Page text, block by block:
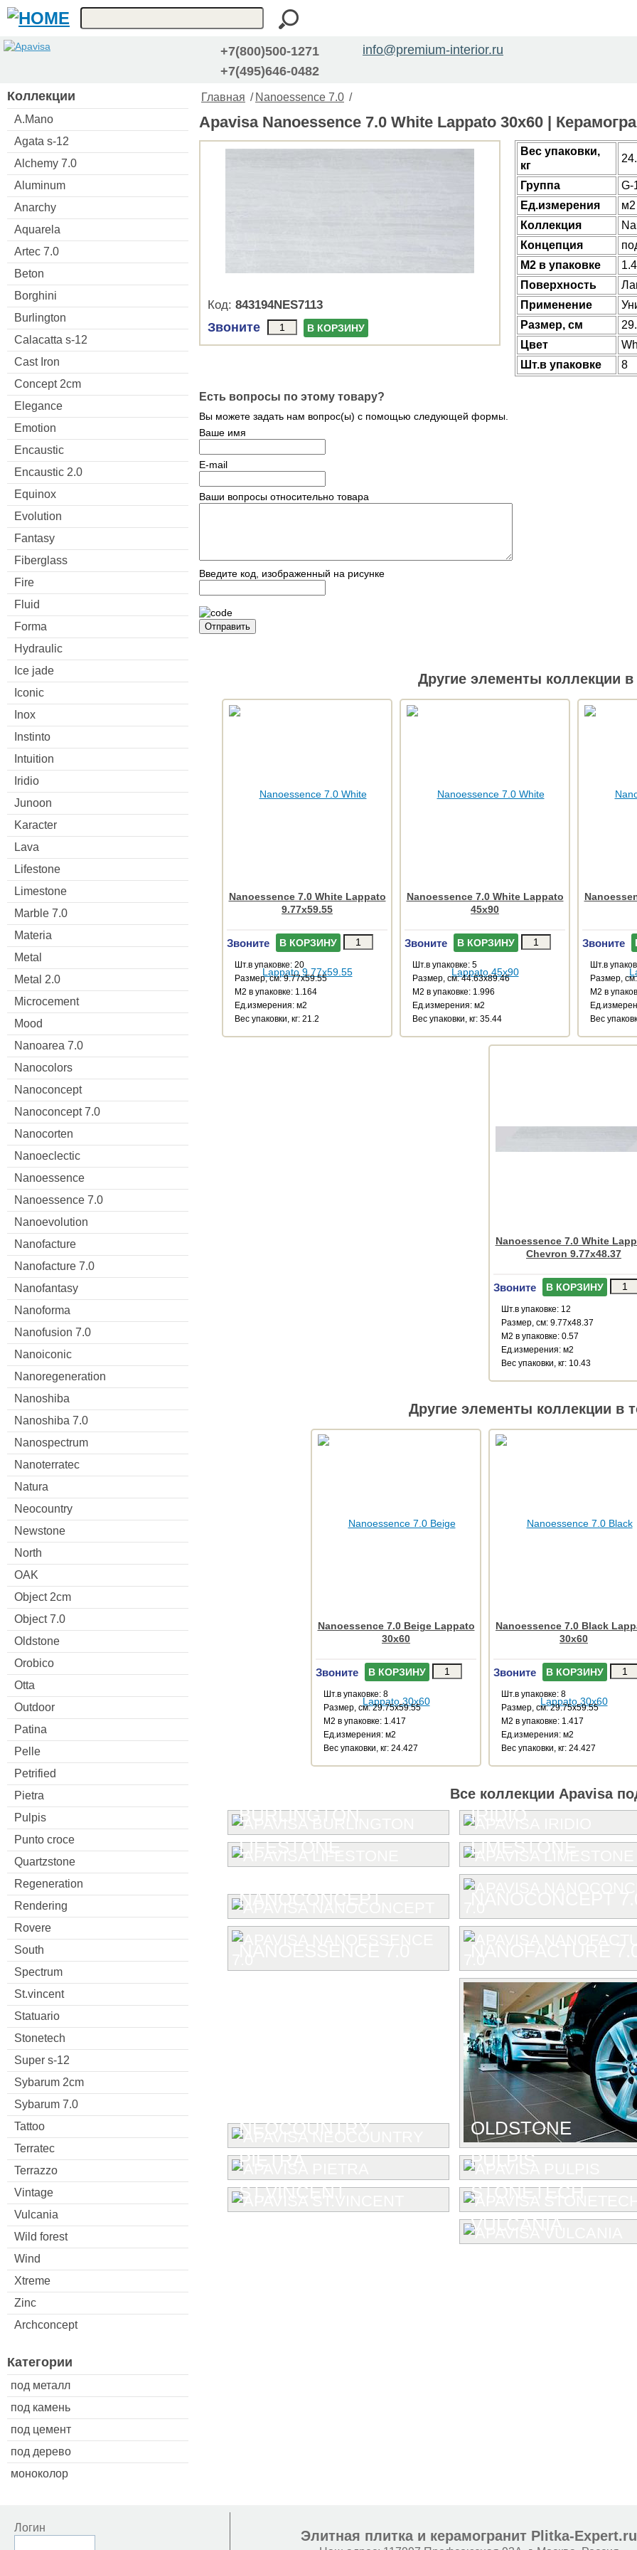
+7(800)500-1271
+7(495)646-0482
info@premium-interior.ru
Коллекции
A.Mano
Agata s-12
Alchemy 7.0
Aluminum
Anarchy
Aquarela
Artec 7.0
Beton
Borghini
Burlington
Calacatta s-12
Cast Iron
Concept 2cm
Elegance
Emotion
Encaustic
Encaustic 2.0
Equinox
Evolution
Fantasy
Fiberglass
Fire
Fluid
Forma
Hydraulic
Ice jade
Iconic
Inox
Instinto
Intuition
Iridio
Junoon
Karacter
Lava
Lifestone
Limestone
Marble 7.0
Materia
Metal
Metal 2.0
Microcement
Mood
Nanoarea 7.0
Nanocolors
Nanoconcept
Nanoconcept 7.0
Nanocorten
Nanoeclectic
Nanoessence
Nanoessence 7.0
Nanoevolution
Nanofacture
Nanofacture 7.0
Nanofantasy
Nanoforma
Nanofusion 7.0
Nanoiconic
Nanoregeneration
Nanoshiba
Nanoshiba 7.0
Nanospectrum
Nanoterratec
Natura
Neocountry
Newstone
North
OAK
Object 2cm
Object 7.0
Oldstone
Orobico
Otta
Outdoor
Patina
Pelle
Petrified
Pietra
Pulpis
Punto croce
Quartzstone
Regeneration
Rendering
Rovere
South
Spectrum
St.vincent
Statuario
Stonetech
Super s-12
Sybarum 2cm
Sybarum 7.0
Tattoo
Terratec
Terrazzo
Vintage
Vulcania
Wild forest
Wind
Xtreme
Zinc
Archconcept
Категории
под металл
под камень
под цемент
под дерево
моноколор
Главная / Nanoessence 7.0 /
Apavisa Nanoessence 7.0 White Lappato 30x60 |
Код: 843194NES7113
Звоните В КОРЗИНУ
Веc упаковки,
кг
Группа
G-
Ед.измерения
м2
Коллекция
Концепция
М2 в упаковке
Поверхность
Применение
Размер, см
Цвет
Шт.в упаковке
8
Есть вопросы по этому товару?
Вы можете задать нам вопрос(ы) с помощью следующей формы.
Ваше имя
E-mail
Ваши вопросы относительно товара
Введите код, изображенный на рисунке
Отправить
Другие элементы коллекции
Nanoessence 7.0 White Lappato
9.77x59.55
Звоните В КОРЗИНУ
Шт.в упаковке: 20
Размер, см: 9.77x59.55
М2 в упаковке: 1.164
Ед.измерения: м2
Веc упаковки, кг: 21.2
Nanoessence 7.0 White Lappato
45x90
Звоните В КОРЗИНУ
Шт.в упаковке: 5
Размер, см: 44.63x89.46
М2 в упаковке: 1.996
Ед.измерения: м2
Веc упаковки, кг: 35.44
Звоните
Шт.в
Размер,
М2 в
Веc
Nanoessence 7.0 White
Chevron 9.77x48.37
Звоните В КОРЗИНУ
Шт.в упаковке: 12
Размер, см: 9.77x48.37
М2 в упаковке: 0.57
Ед.измерения: м2
Веc упаковки, кг: 10.43
Другие элементы коллекции в
Nanoessence 7.0 Beige Lappato
30x60
Звоните В КОРЗИНУ
Шт.в упаковке: 8
Размер, см: 29.75x59.55
М2 в упаковке: 1.417
Ед.измерения: м2
Веc упаковки, кг: 24.427
Nanoessence 7.0 Black
30x60
Звоните В КОРЗИНУ
Шт.в упаковке: 8
Размер, см: 29.75x59.55
М2 в упаковке: 1.417
Ед.измерения: м2
Веc упаковки, кг: 24.427
Все коллекции Apavisa
BURLINGTON IRIDIO
LIFESTONE
LIMESTONE
NANOCONCEPT
NEOCOUNTRY OLDSTONE
PIETRA
PULPIS
ST.VINCENT
STONETECH
VULCANIA
Логин
Элитная плитка и керамогранит Plitka-Expert.ru